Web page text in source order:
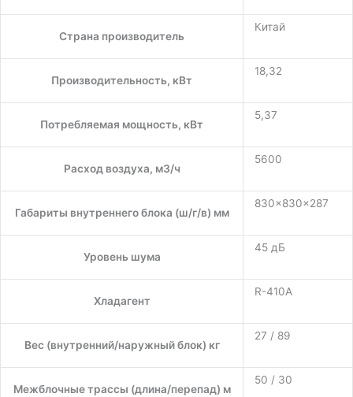
Страна производитель
Китай
Производительность, кВт
18,32
Потребляемая мощность, кВт
5,37
Расход воздуха, м3/ч
5600
Габариты внутреннего блока (ш/г/в) мм
830×830×287
Уровень шума
45 дБ
Хладагент
R-410A
Вес (внутренний/наружный блок) кг
27 / 89
Межблочные трассы (длина/перепад) м
50 / 30